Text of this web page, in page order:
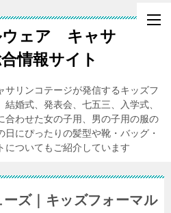
ウェア キャサ
情報サイト
サリンコテージが発信するキッズフ
婚式、発表会、七五三、入学式、
合わせた女の子用、男の子用の服の
にぴったりの髪型や靴・バッグ・
についてもご紹介しています
ズ｜キッズフォーマル